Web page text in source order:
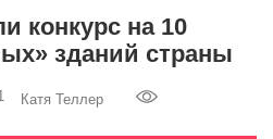
конкурс на 10
зданий страны
Катя Теллер